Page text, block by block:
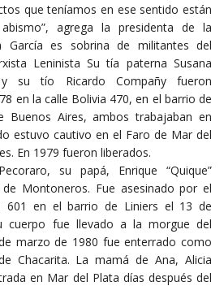
que teníamos en ese sentido están
agrega la presidenta de la
García es sobrina de militantes del
Leninista Su tía paterna Susana
su tío Ricardo Compañy fueron
en la calle Bolivia 470, en el barrio de
Buenos Aires, ambos trabajaban en
estuvo cautivo en el Faro de Mar del
En 1979 fueron liberados.
su papá, Enrique “Quique”
Montoneros. Fue asesinado por el
601 en el barrio de Liniers el 13 de
cuerpo fue llevado a la morgue del
marzo de 1980 fue enterrado como
Chacarita. La mamá de Ana, Alicia
en Mar del Plata días después del